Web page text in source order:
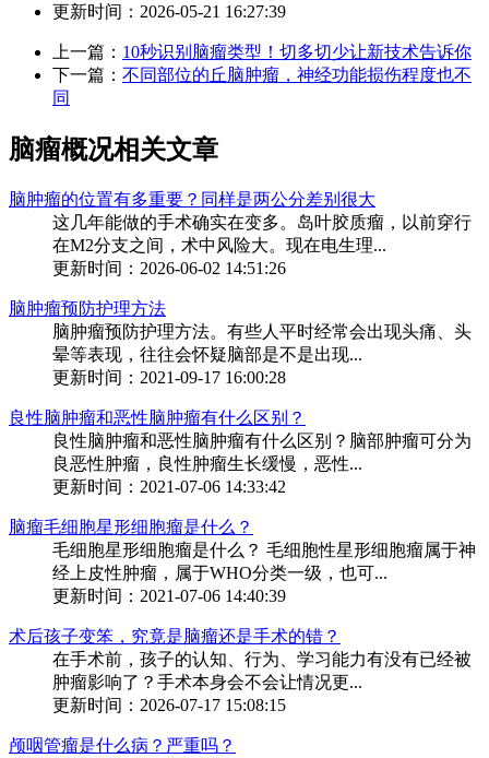
更新时间： 2026-05-21 16:27:39
上一篇： 10秒识别脑瘤类型！切多切少让新技术告诉你
下一篇： 不同部位的丘脑肿瘤，神经功能损伤程度也不
同
脑瘤概况相关文章
脑肿瘤的位置有多重要？同样是两公分差别很大
这几年能做的手术确实在变多。岛叶胶质瘤，以前穿行
在M2分支之间，术中风险大。现在电生理...
更新时间：2026-06-02 14:51:26
脑肿瘤预防护理方法
脑肿瘤预防护理方法。有些人平时经常会出现头痛、头
晕等表现，往往会怀疑脑部是不是出现...
更新时间：2021-09-17 16:00:28
良性脑肿瘤和恶性脑肿瘤有什么区别？
良性脑肿瘤和恶性脑肿瘤有什么区别？脑部肿瘤可分为
良恶性肿瘤，良性肿瘤生长缓慢，恶性...
更新时间：2021-07-06 14:33:42
脑瘤毛细胞星形细胞瘤是什么？
毛细胞星形细胞瘤是什么？ 毛细胞性星形细胞瘤属于神
经上皮性肿瘤，属于WHO分类一级，也可...
更新时间：2021-07-06 14:40:39
术后孩子变笨，究竟是脑瘤还是手术的错？
在手术前，孩子的认知、行为、学习能力有没有已经被
肿瘤影响了？手术本身会不会让情况更...
更新时间：2026-07-17 15:08:15
颅咽管瘤是什么病？严重吗？